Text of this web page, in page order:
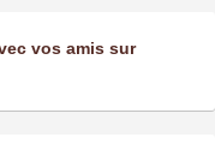
vos amis sur